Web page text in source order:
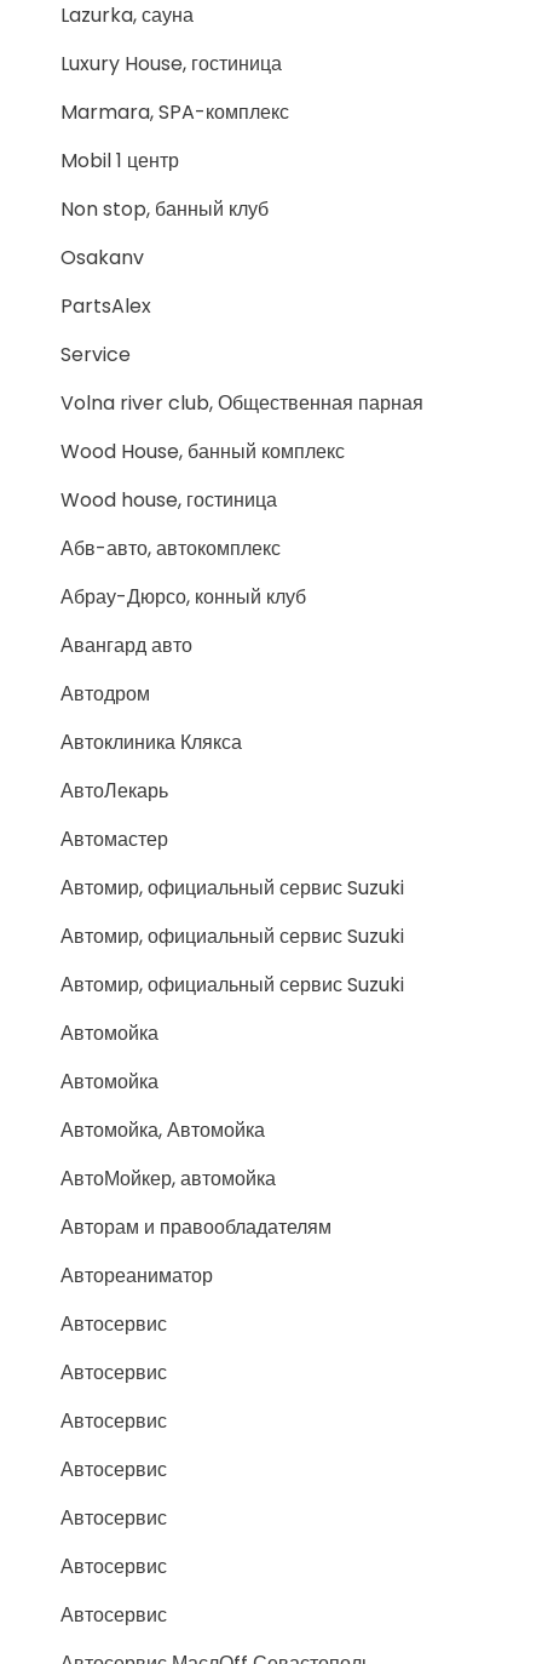
Lazurka, сауна
Luxury House, гостиница
Marmara, SPA-комплекс
Mobil 1 центр
Non stop, банный клуб
Osakanv
PartsAlex
Service
Volna river club, Общественная парная
Wood House, банный комплекс
Wood house, гостиница
Абв-авто, автокомплекс
Абрау-Дюрсо, конный клуб
Авангард авто
Автодром
Автоклиника Клякса
АвтоЛекарь
Автомастер
Автомир, официальный сервис Suzuki
Автомир, официальный сервис Suzuki
Автомир, официальный сервис Suzuki
Автомойка
Автомойка
Автомойка, Автомойка
АвтоМойкер, автомойка
Авторам и правообладателям
Автореаниматор
Автосервис
Автосервис
Автосервис
Автосервис
Автосервис
Автосервис
Автосервис